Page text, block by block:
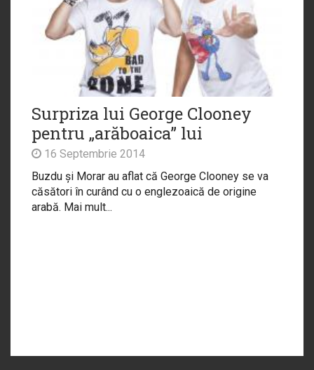
Surpriza lui George Clooney
pentru „arăboaica” lui
16 Septembrie 2014
Buzdu și Morar au aflat că George Clooney se va
căsători în curând cu o englezoaică de origine
arabă. Mai mult...